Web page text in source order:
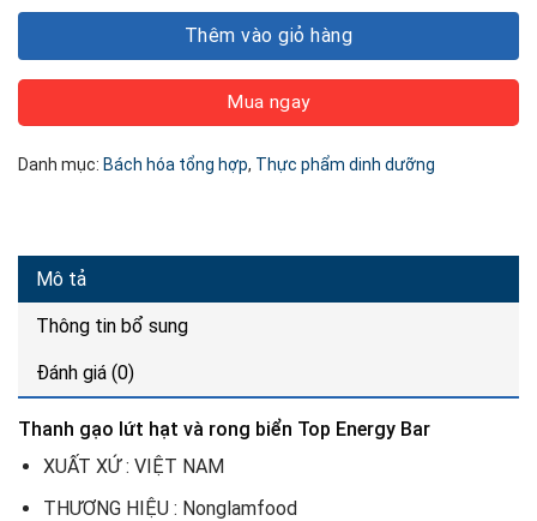
Thêm vào giỏ hàng
Mua ngay
Danh mục: Bách hóa tổng hợp, Thực phẩm dinh dưỡng
Mô tả
Thông tin bổ sung
Đánh giá (0)
Thanh gạo lứt hạt và rong biển Top Energy Bar
XUẤT XỨ : VIỆT NAM
THƯƠNG HIỆU : Nonglamfood